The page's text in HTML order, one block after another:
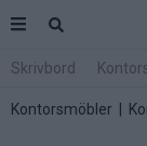
Skrivbord
Kontorsmöbler